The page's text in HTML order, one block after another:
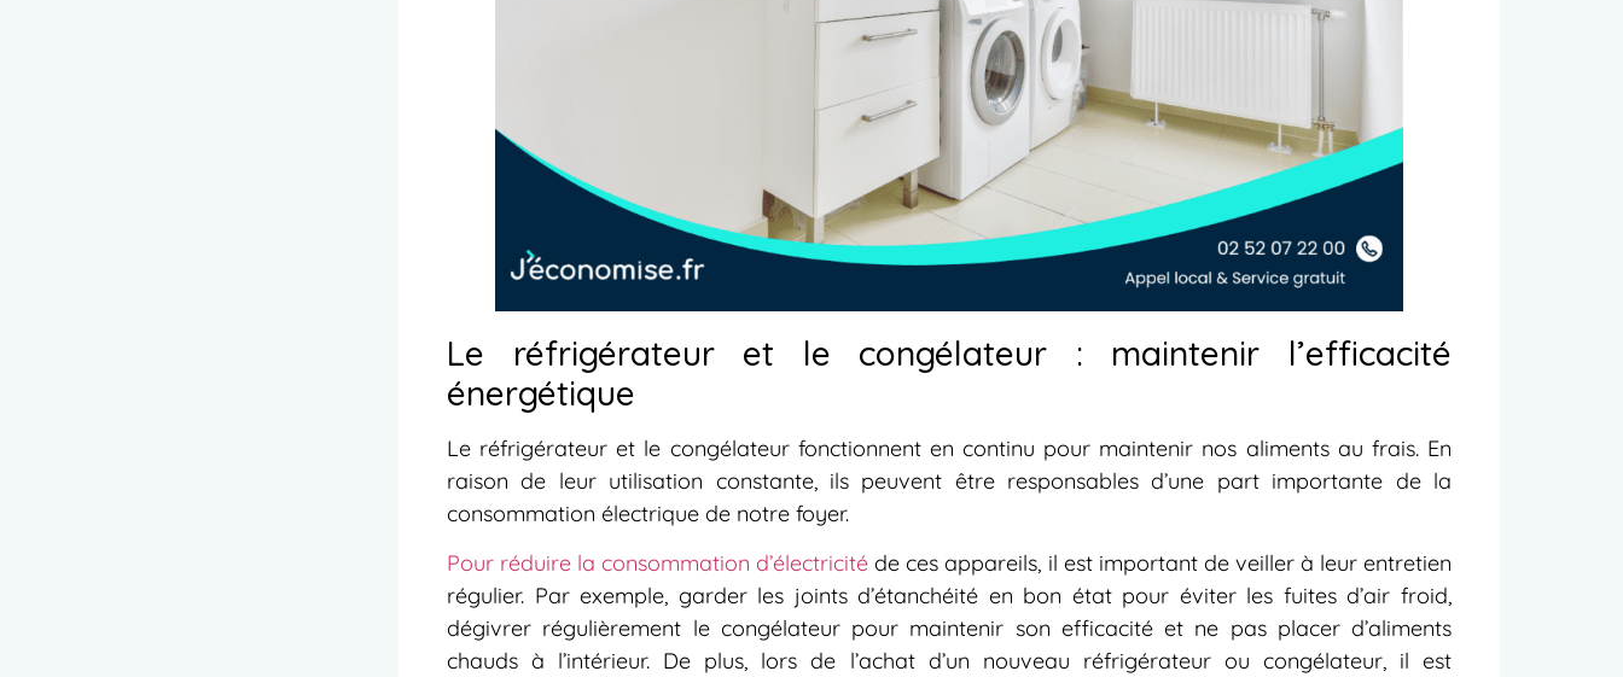
Le réfrigérateur et le congélateur : maintenir l’efficacité
énergétique
Le réfrigérateur et le congélateur fonctionnent en continu pour maintenir nos aliments au frais. En
raison de leur utilisation constante, ils peuvent être responsables d’une part importante de la
consommation électrique de notre foyer.
Pour réduire la consommation d’électricité de ces appareils, il est important de veiller à leur entretien
régulier. Par exemple, garder les joints d’étanchéité en bon état pour éviter les fuites d’air froid,
dégivrer régulièrement le congélateur pour maintenir son efficacité et ne pas placer d’aliments
chauds à l’intérieur. De plus, lors de l’achat d’un nouveau réfrigérateur ou congélateur, il est